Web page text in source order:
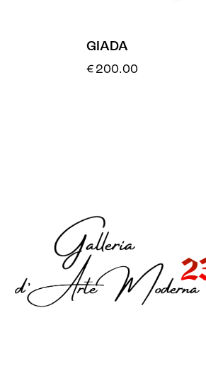
GIADA
€ 200.00